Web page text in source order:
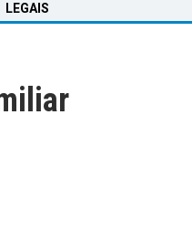
LEGAIS